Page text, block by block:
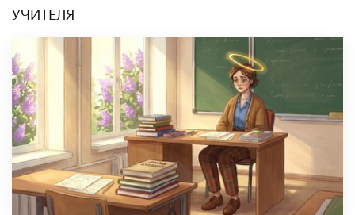
УЧИТЕЛЯ